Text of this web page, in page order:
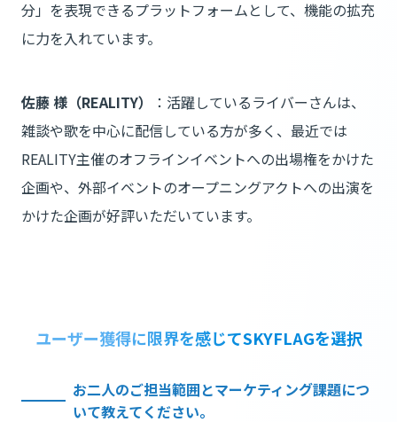
分」を表現できるプラットフォームとして、機能の拡充
に力を入れています。
佐藤 様（REALITY）
：活躍しているライバーさんは、
雑談や歌を中心に配信している方が多く、最近では
REALITY主催のオフラインイベントへの出場権をかけた
企画や、外部イベントのオープニングアクトへの出演を
かけた企画が好評いただいています。
ユーザー獲得に限界を感じてSKYFLAGを選択
お二人のご担当範囲とマーケティング課題につ
いて教えてください。